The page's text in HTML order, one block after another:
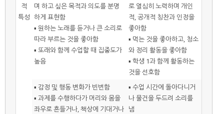
적
특성
며 하고 싶은 목적과 의도를 분명
하게 표현함
▪ 원하는 노래를 듣거나 큰 소리로
따라 부르는 것을 좋아함
▪ 또래와 함께 수업할 때 집중도가
높음
로 열심히 노력하며 개인
적, 공개적 칭찬과 인정을
좋아함
▪ 먹는 것을 좋아하고, 청소
와 정리 활동을 좋아함
▪ 학생 1과 함께 활동하는
것을 선호함
▪ 감정 및 행동 변화가 빈번함
▪ 과제를 수행하다가 머리와 몸을
좌우로 흔들거나, 책상에 기대거나
▪ 수업 시간에 돌아다니거
나 물건을 두드려 소리를
냄